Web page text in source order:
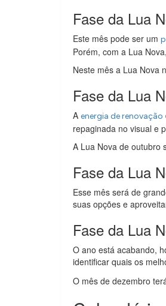
Fase da Lua
Este mês pode ser um
Porém, com a Lua
Neste mês a Lua Nova
Fase da Lua
A energia de renovação
repaginada no visual e
A Lua Nova de outubro
Fase da Lua
Esse mês será de
suas opções e
Fase da Lua
O ano está acabando,
identificar quais os
O mês de dezembro